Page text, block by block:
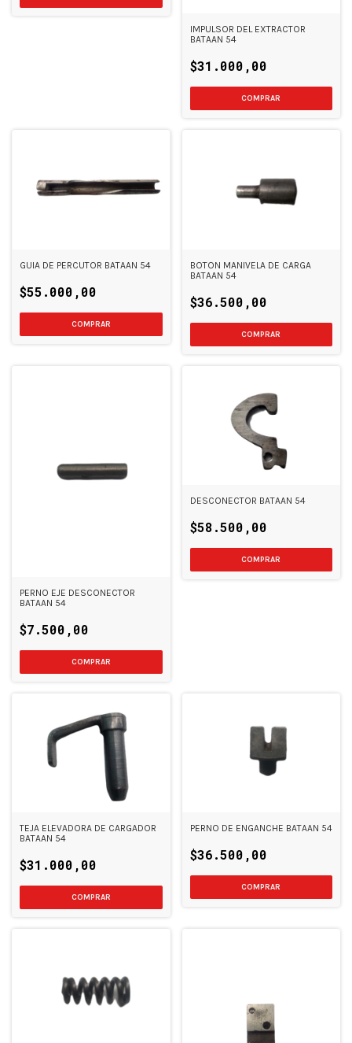
IMPULSOR DEL EXTRACTOR
BATAAN 54
$31.000,00
GUIA DE PERCUTOR BATAAN 54
$55.000,00
BOTON MANIVELA DE CARGA
BATAAN 54
$36.500,00
PERNO EJE DESCONECTOR
BATAAN 54
$7.500,00
DESCONECTOR BATAAN 54
$58.500,00
TEJA ELEVADORA DE CARGADOR
BATAAN 54
$31.000,00
PERNO DE ENGANCHE BATAAN 54
$36.500,00